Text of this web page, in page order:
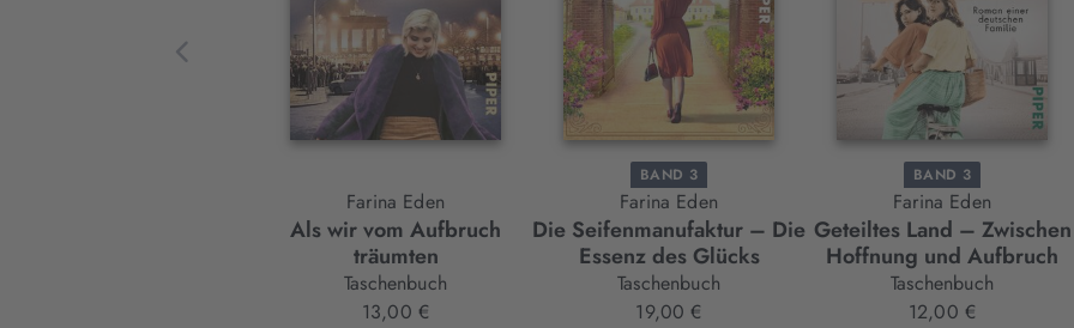
Farina Eden
Als wir vom Aufbruch
träumten
Taschenbuch
13,00 €
BAND 3
Farina Eden
Die Seifenmanufaktur – Die
Essenz des Glücks
Taschenbuch
19,00 €
BAND 3
Farina Eden
Geteiltes Land – Zwischen
Hoffnung und Aufbruch
Taschenbuch
12,00 €